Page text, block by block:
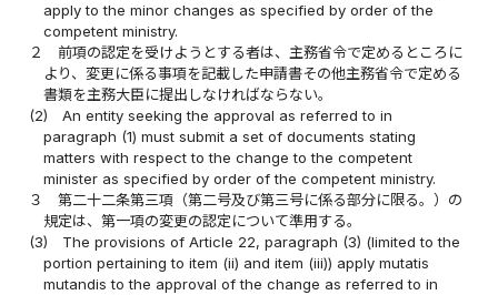
apply to the minor changes as specified by order of the
competent ministry.
２
前項の認定を受けようとする者は、主務省令で定めるところに
より、変更に係る事項を記載した申請書その他主務省令で定める
書類を主務大臣に提出しなければならない。
(2)
An entity seeking the approval as referred to in
paragraph (1) must submit a set of documents stating
matters with respect to the change to the competent
minister as specified by order of the competent ministry.
３
第二十二条第三項（第二号及び第三号に係る部分に限る。）の
規定は、第一項の変更の認定について準用する。
(3)
The provisions of Article 22, paragraph (3) (limited to the
portion pertaining to item (ii) and item (iii)) apply mutatis
mutandis to the approval of the change as referred to in